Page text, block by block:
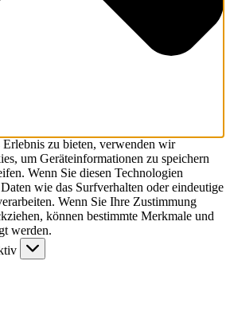
zu bieten, verwenden wir
um Geräteinformationen zu speichern
Wenn Sie diesen Technologien
wie das Surfverhalten oder eindeutige
Wenn Sie Ihre Zustimmung
können bestimmte Merkmale und
werden.